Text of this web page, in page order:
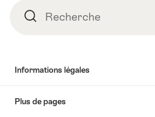
RechercheRecherche
Informations légales
Plus de pages